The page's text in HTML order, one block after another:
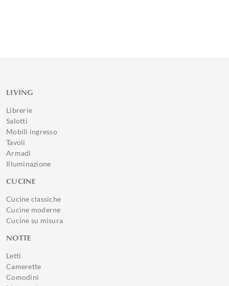
LIVING
Librerie
Salotti
Mobili ingresso
Tavoli
Armadi
Illuminazione
CUCINE
Cucine classiche
Cucine moderne
Cucine su misura
NOTTE
Letti
Camerette
Comodini